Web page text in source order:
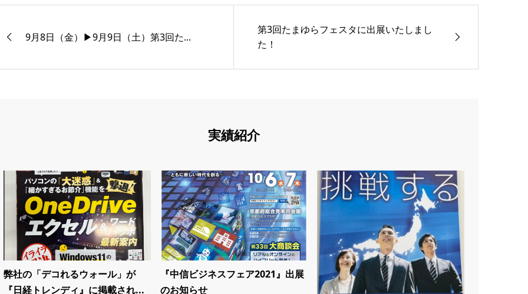
9月8日（金）▶9月9日（土）第3回た...
第3回たまゆらフェスタに出展いたしまし
た！
実績紹介
弊社の「デコれるウォール」が
『日経トレンディ』に掲載され...
『中信ビジネスフェア2021』出展
のお知らせ